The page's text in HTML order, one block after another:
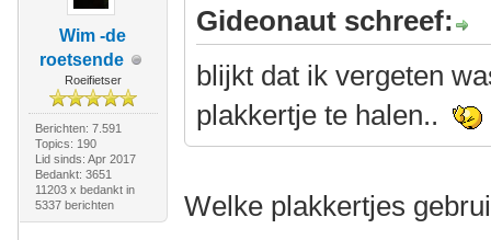
Wim -de
roetsende
Roeifietser
Berichten: 7.591
Topics: 190
Lid sinds: Apr 2017
Bedankt: 3651
11203 x bedankt in
5337 berichten
Gideonaut schreef:
blijkt dat ik vergeten
plakkertje te halen..
Welke plakkertjes